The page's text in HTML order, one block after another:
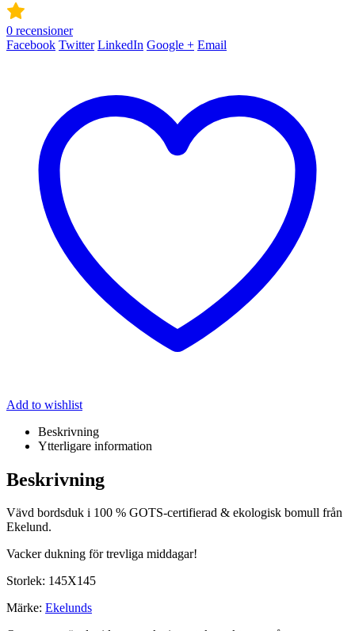
0 recensioner
Facebook Twitter LinkedIn Google + Email
Add to wishlist
Beskrivning
Ytterligare information
Beskrivning
Vävd bordsduk i 100 % GOTS-certifierad & ekologisk bomull från
Ekelund.
Vacker dukning för trevliga middagar!
Storlek: 145X145
Märke: Ekelunds